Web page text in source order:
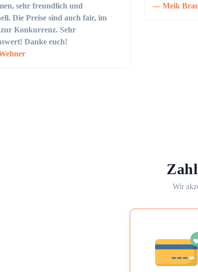
sehr freundlich und
Die Preise sind auch fair, im
Konkurrenz. Sehr
Danke euch!
Meik
Wir